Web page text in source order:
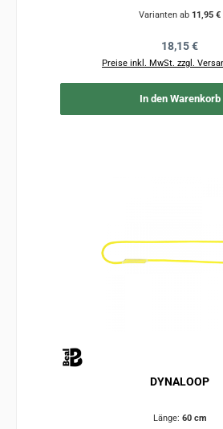
Varianten ab 11,95 €
Regulärer
18,15 €
Preise inkl. MwSt. zzgl.
In den Warenkorb
DYNALOOP
Länge: 60 cm